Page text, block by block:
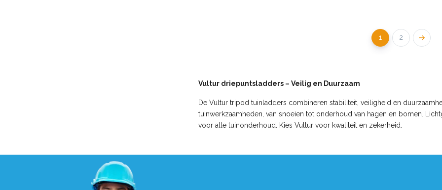
1 2
Vultur driepuntsladders – Veilig en Duurzaam
De Vultur tripod tuinladders combineren stabiliteit, veiligheid en
tuinwerkzaamheden, van snoeien tot onderhoud van hagen en bomen.
voor alle tuinonderhoud. Kies Vultur voor kwaliteit en zekerheid.